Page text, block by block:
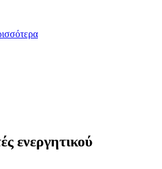
ενεργητικού